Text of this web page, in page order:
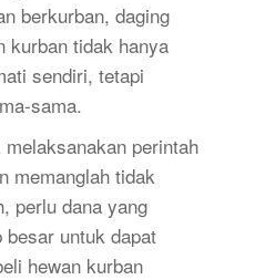
berkurban, daging
kurban tidak hanya
sendiri, tetapi
sama.
melaksanakan perintah
memanglah tidak
perlu dana yang
besar untuk dapat
hewan kurban